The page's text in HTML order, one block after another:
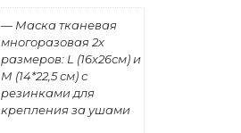
— Маска тканевая
многоразовая 2х
размеров: L (16х26см) и
М (14*22,5 см) с
резинками для
крепления за ушами